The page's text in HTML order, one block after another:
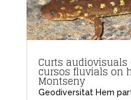
Curts audiovisuals
cursos fluvials on
Montseny
Geodiversitat Hem